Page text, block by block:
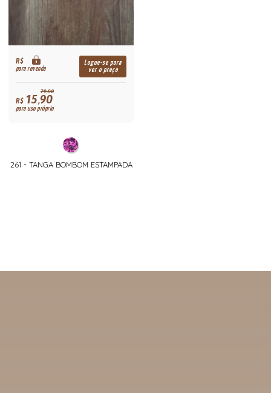
R$
para revenda
Logue-se para
ver o preço
79,90
R$15,90
para uso próprio
261 - TANGA BOMBOM ESTAMPADA